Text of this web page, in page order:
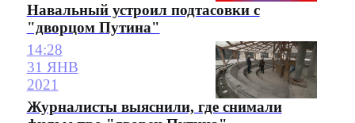
Навальный устроил подтасовки с
"дворцом Путина"
14:28
31 ЯНВ
2021
Журналисты выяснили, где снимали